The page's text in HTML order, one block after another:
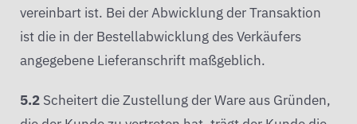
vereinbart ist. Bei der Abwicklung der Transaktion
ist die in der Bestellabwicklung des Verkäufers
angegebene Lieferanschrift maßgeblich.
5.2 Scheitert die Zustellung der Ware aus Gründen,